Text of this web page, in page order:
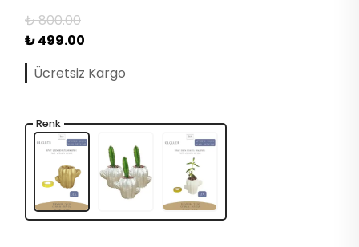
₺ 800.00
₺ 499.00
Ücretsiz Kargo
Renk